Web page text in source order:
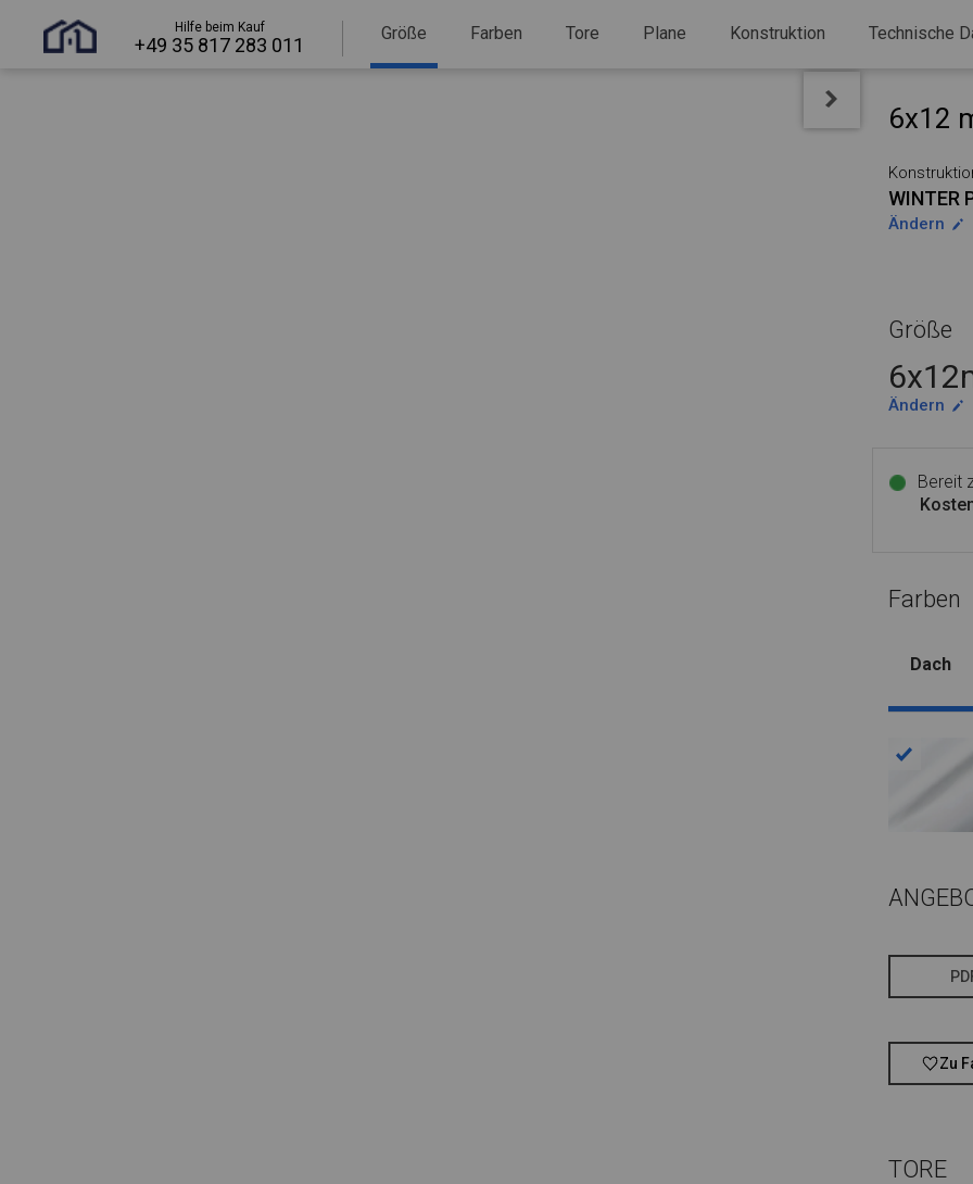
Hilfe beim Kauf
+49 35 817 283 011
Größe Farben Tore Plane Konstruktion Technische
6x12
WINTER
Ändern
Größe
Ändern
Bereit
Farben
Dach
Zu
TORE